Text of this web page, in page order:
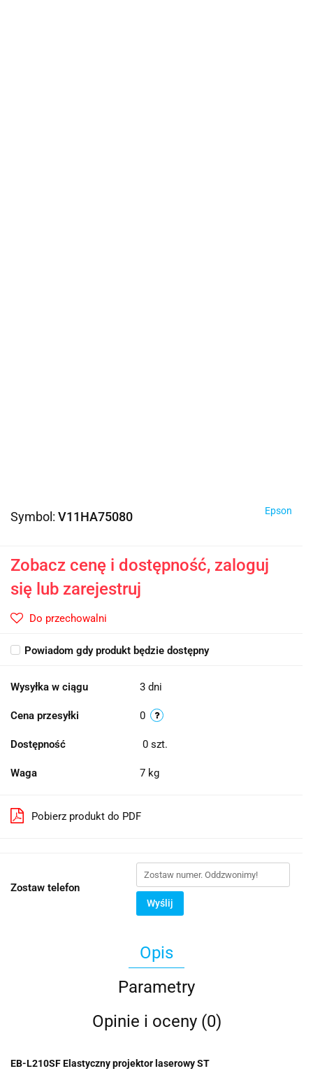
Symbol: V11HA75080 Epson
Zobacz cenę i dostępność, zaloguj
się lub zarejestruj
Do przechowalni
Powiadom gdy produkt będzie dostępny
Wysyłka w ciągu 3 dni
Cena przesyłki 0
Dostępność 0 szt.
Waga 7 kg
Pobierz produkt do PDF
Zostaw telefon
Wyślij
Opis
Parametry
Opinie i oceny (0)
EB-L210SF Elastyczny projektor laserowy ST